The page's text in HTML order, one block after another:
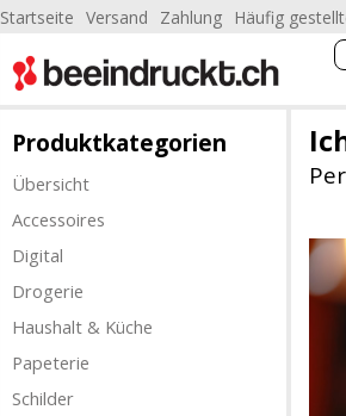
Startseite Versand Zahlung Häufig
Produktkategorien
Übersicht
Accessoires
Digital
Drogerie
Haushalt & Küche
Papeterie
Schilder